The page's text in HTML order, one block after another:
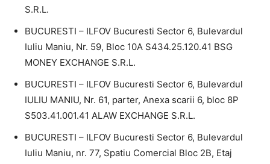
S.R.L.
BUCURESTI – ILFOV Bucuresti Sector 6, Bulevardul
Iuliu Maniu, Nr. 59, Bloc 10A S434.25.120.41 BSG
MONEY EXCHANGE S.R.L.
BUCURESTI – ILFOV Bucuresti Sector 6, Bulevardul
IULIU MANIU, Nr. 61, parter, Anexa scarii 6, bloc 8P
S503.41.001.41 ALAW EXCHANGE S.R.L.
BUCURESTI – ILFOV Bucuresti Sector 6, Bulevardul
Iuliu Maniu, nr. 77, Spatiu Comercial Bloc 2B, Etaj